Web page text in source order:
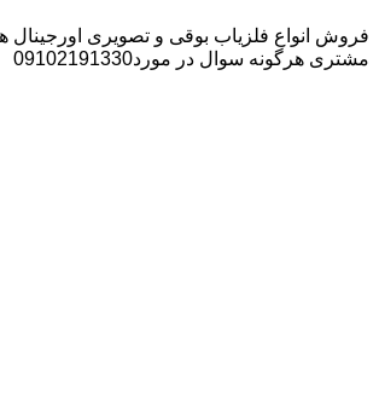
فروش انواع فلزیاب بوقی و تصویری
مشتری هرگونه سوال در مورد09102191330